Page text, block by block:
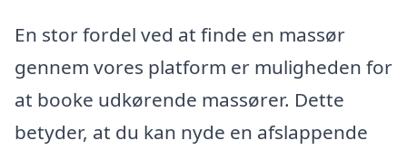
En stor fordel ved at finde en massør
gennem vores platform er muligheden for
at booke udkørende massører. Dette
betyder, at du kan nyde en afslappende